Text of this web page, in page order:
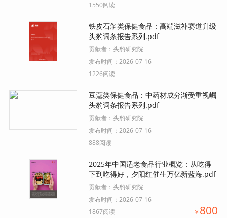
1550阅读
铁皮石斛类保健食品：高端滋补赛道升级
头豹词条报告系列.pdf
贡献者： 头豹研究院
发布时间： 2026-07-16
1226阅读
豆蔻类保健食品：中药材成分渐受重视崛
头豹词条报告系列.pdf
贡献者： 头豹研究院
发布时间： 2026-07-16
888阅读
2025年中国适老食品行业概览：从吃得
下到吃得好，夕阳红催生万亿新蓝海.pdf
贡献者： 头豹研究院
发布时间： 2026-07-16
1867阅读
￥ 800